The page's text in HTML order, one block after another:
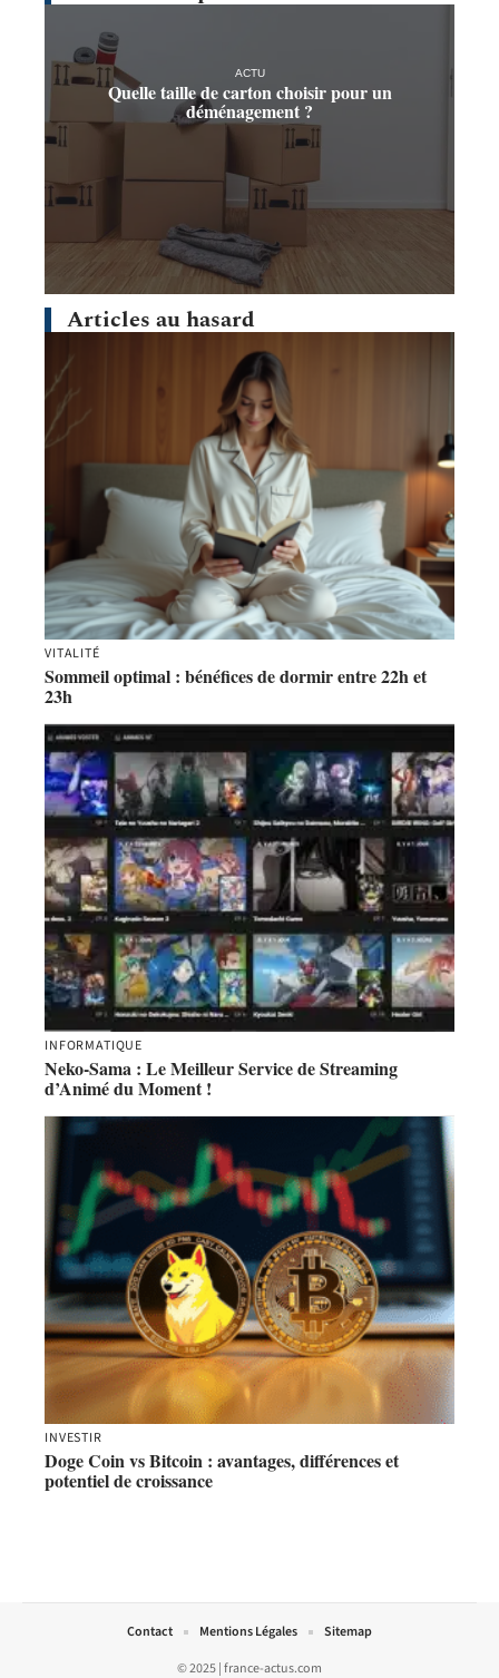
ACTU
Quelle taille de carton choisir pour un
déménagement ?
Articles au hasard
VITALITÉ
Sommeil optimal : bénéfices de dormir entre 22h et
23h
INFORMATIQUE
Neko-Sama : Le Meilleur Service de Streaming
d’Animé du Moment !
INVESTIR
Doge Coin vs Bitcoin : avantages, différences et
potentiel de croissance
© 2025 | france-actus.com
Contact Mentions Légales Sitemap